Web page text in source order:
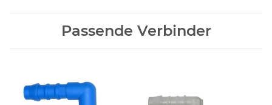
Passende Verbinder